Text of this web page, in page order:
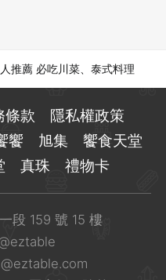
推薦 必吃川菜、泰式料理
確認
條款
隱私權政策
饗 旭集
饗食天堂
真珠 禮物卡
段 159 號 15 樓